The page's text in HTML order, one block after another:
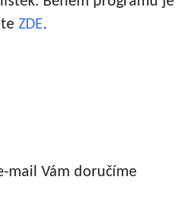
ZDE.
mail Vám doručíme